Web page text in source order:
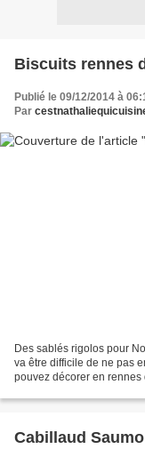
Biscuits rennes
Publié le 09/12/2014 à
Par
Des sablés rigolos pour
va être difficile de ne pas
pouvez décorer en rennes
Cabillaud